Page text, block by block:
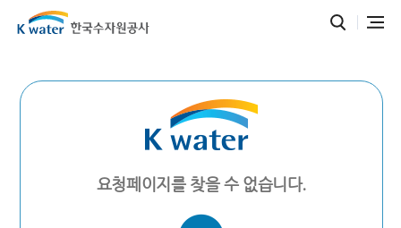
요청페이지를 찾을 수 없습니다.